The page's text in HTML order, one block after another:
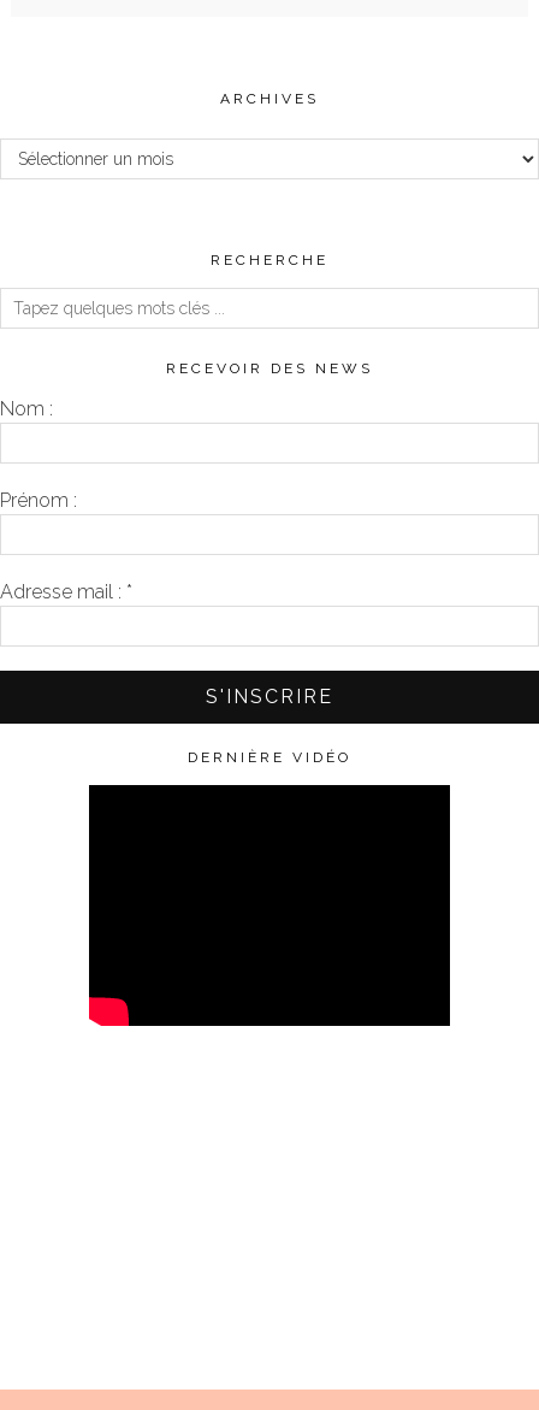
ARCHIVES
Archives
RECHERCHE
RECEVOIR DES NEWS
Nom :
Prénom :
Adresse mail : *
DERNIÈRE VIDÉO